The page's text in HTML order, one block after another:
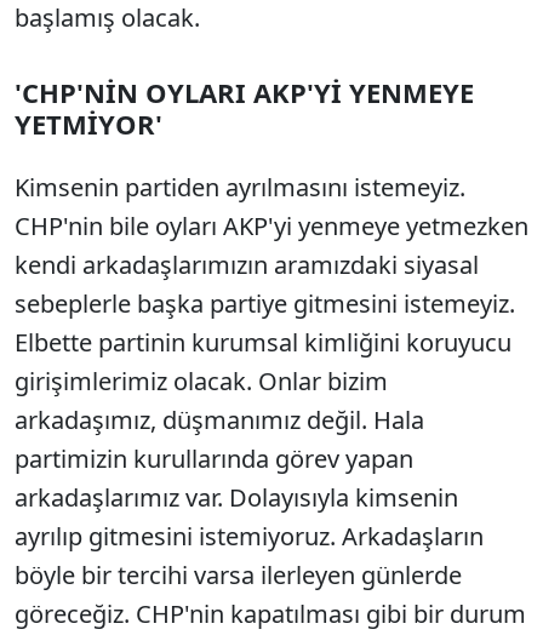
başlamış olacak.
'CHP'NİN OYLARI AKP'Yİ YENMEYE
YETMİYOR'
Kimsenin partiden ayrılmasını istemeyiz.
CHP'nin bile oyları AKP'yi yenmeye yetmezken
kendi arkadaşlarımızın aramızdaki siyasal
sebeplerle başka partiye gitmesini istemeyiz.
Elbette partinin kurumsal kimliğini koruyucu
girişimlerimiz olacak. Onlar bizim
arkadaşımız, düşmanımız değil. Hala
partimizin kurullarında görev yapan
arkadaşlarımız var. Dolayısıyla kimsenin
ayrılıp gitmesini istemiyoruz. Arkadaşların
böyle bir tercihi varsa ilerleyen günlerde
göreceğiz. CHP'nin kapatılması gibi bir durum